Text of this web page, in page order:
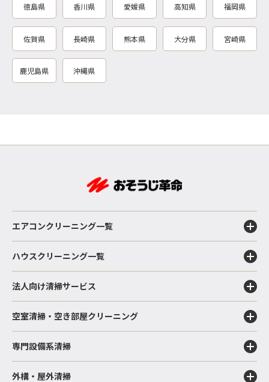
徳島県 香川県 愛媛県 高知県 福岡県
佐賀県 長崎県 熊本県 大分県 宮崎県
鹿児島県 沖縄県
エアコンクリーニング一覧
ハウスクリーニング一覧
法人向け清掃サービス
空室清掃・空き部屋クリーニング
専門設備系清掃
外構・屋外清掃